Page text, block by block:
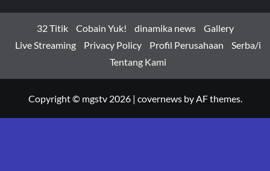
32 Titik Cobain Yuk! dinamika news
Gallery
Live Streaming
Privacy Policy Profil Perusahaan
Serba/i
Tentang Kami
Copyright © mgstv 2026 | covernewsby AF themes.